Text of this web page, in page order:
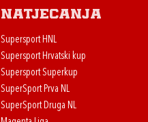
Natjecanja
Supersport HNL
Supersport Hrvatski kup
Supersport Superkup
SuperSport Prva NL
SuperSport Druga NL